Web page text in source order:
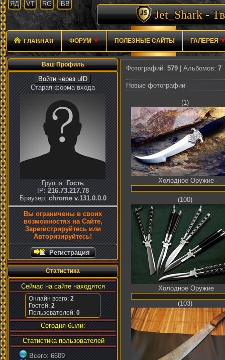
ЯД VT RG iBB
Jet_Shark -
ГЛАВНАЯ ФОРУМ▼ ПОЛЕЗНЫЕ САЙТЫ ГАЛЕРЕЯ
Ваш Профиль
Войти через uID
Старая форма входа
Группа: Гость
IP: 216.73.217.78
Браузер: chrome v.131.0.0.0
Вы ограничены в своих
возможностях на Сайте,
Зарегистрируйтесь или
Авторизируйтесь!
Регистрация
Статистика
Сейчас на сайте находятся
Онлайн всего: 2
Гостей: 2
Пользователей: 0
Сегодня были:
Статистика пользователей
Всего: 6609
Фотографий: 579 | Альбомов: 7
Новые фотографии
(1)
Холодное Оружие
(100)
Холодное Оружие
(103)